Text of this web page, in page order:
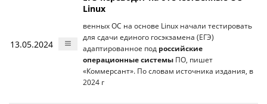
13.05.2024
Linux
венных ОС на основе Linux начали тестировать
для сдачи единого госэкзамена (ЕГЭ)
адаптированное под российские
операционные системы ПО, пишет
«Коммерсант». По словам источника издания, в
2024 г